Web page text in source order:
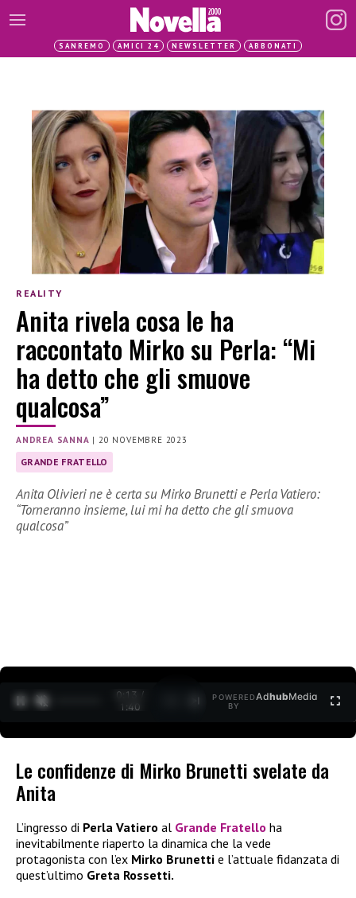
SANREMO AMICI 24 NEWSLETTER ABBONATI
REALITY
Anita rivela cosa le ha
raccontato Mirko su Perla: “Mi
ha detto che gli smuove
qualcosa”
ANDREA SANNA |20 NOVEMBRE 2023
GRANDE FRATELLO
Anita Olivieri ne è certa su Mirko Brunetti e Perla Vatiero:
“Torneranno insieme, lui mi ha detto che gli smuova
qualcosa”
0:14 /
1:40
POWERED
BY
AdhubMedia
Le confidenze di Mirko Brunetti svelate da
Anita
L’ingresso di Perla Vatiero al Grande Fratello ha
inevitabilmente riaperto la dinamica che la vede
protagonista con l’ex Mirko Brunetti e l’attuale fidanzata di
quest’ultimo Greta Rossetti.